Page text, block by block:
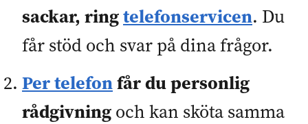
sackar, ringtelefonservicen. Du
får stöd och svar på dina frågor.
Per telefonfår du personlig
rådgivning och kan sköta samma